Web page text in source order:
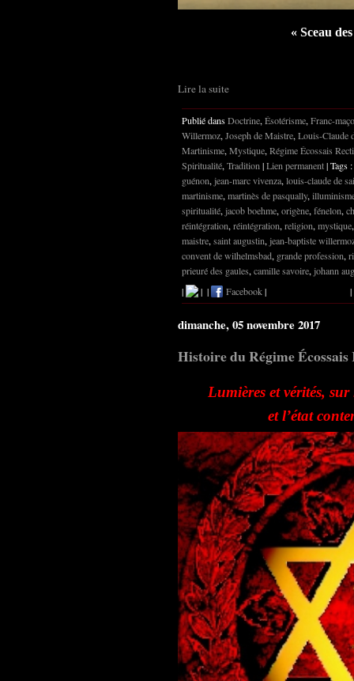
« Sceau
Lire la suite
Publié dansDoctrine, Ésotérisme, Franc-
Willermoz, Joseph de Maistre, Louis-Claude
Martinisme, Mystique, Régime Écossais
Spiritualité, Tradition|Lien permanent| Tags :
guénon, jean-marc vivenza, louis-claude de
martinisme, martinès de pasqually,
spiritualité, jacob boehme, origène, fénelon,
réintégration, réintégration, religion, mystique
maistre, saint augustin, jean-baptiste
convent de wilhelmsbad, grande profession,
prieuré des gaules, camille savoire, johann
|
| | Facebook| |
dimanche, 05 novembre 2017
Histoire du Régime
Lumières et vérités,sur
et l’état